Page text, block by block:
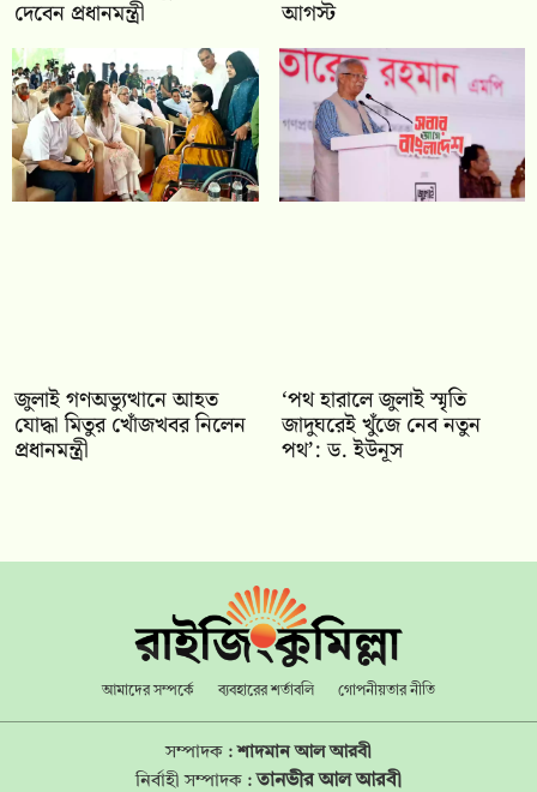
দেবেন প্রধানমন্ত্রী আগস্ট
জুলাই গণঅভ্যুত্থানে আহত
যোদ্ধা মিতুর খোঁজখবর নিলেন
প্রধানমন্ত্রী
‘পথ হারালে জুলাই স্মৃতি
জাদুঘরেই খুঁজে নেব নতুন
পথ’: ড. ইউনূস
আমাদের সম্পর্কে ব্যবহারের শর্তাবলি গোপনীয়তার নীতি
সম্পাদক :শাদমান আল আরবী
নির্বাহী সম্পাদক :তানভীর আল আরবী